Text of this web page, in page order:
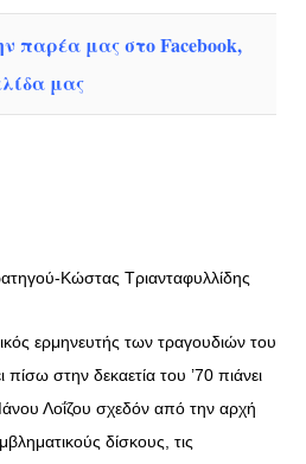
παρέα μας στο Facebook,
μας
Κώστας Τριανταφυλλίδης
ερμηνευτής των τραγουδιών του
στην δεκαετία του ’70 πιάνει
Λοΐζου σχεδόν από την αρχή
δίσκους, τις